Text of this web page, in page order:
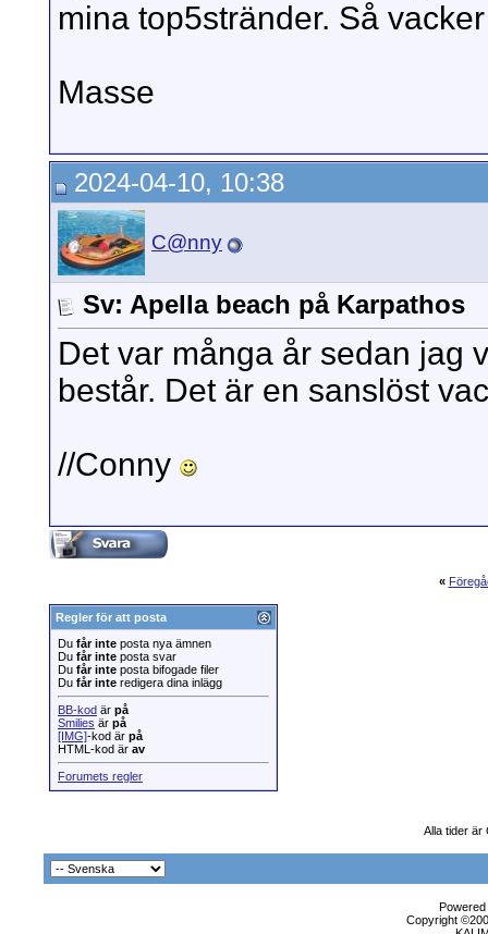
mina top5stränder. Så
Masse
2024-04-10, 10:38
C@nny
Sv: Apella beach på Karpathos
Det var många år sedan jag
består. Det är en sanslöst
//Conny
«
Regler för att posta
Du får inte posta nya ämnen
Du får inte posta svar
Du får inte posta bifogade filer
Du får inte redigera dina inlägg
BB-kod är på
Smilies är på
[IMG]-kod är på
HTML-kod är av
Forumets regler
Alla tider är
Copyright